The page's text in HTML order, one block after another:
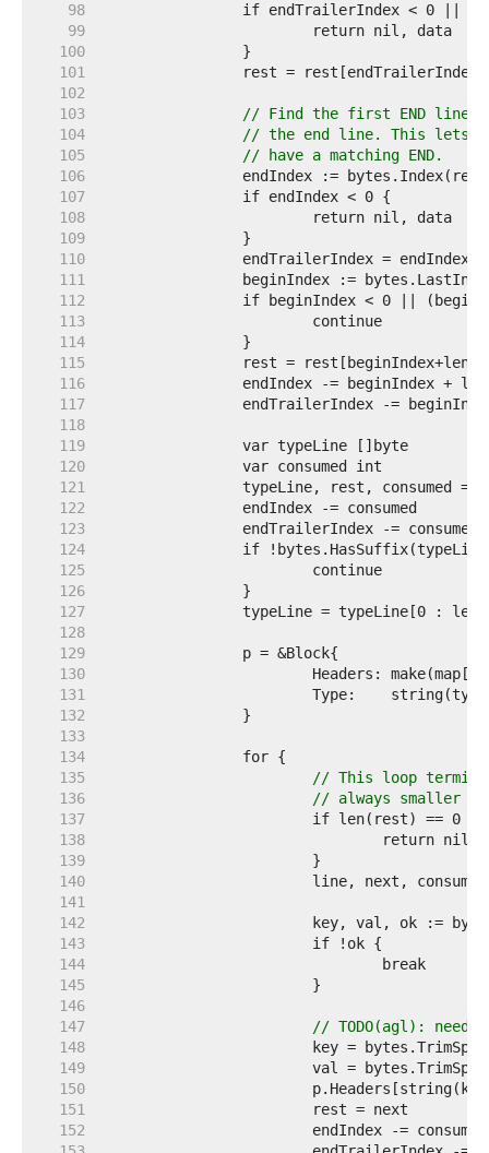
    98
    99
   100
   101
   102
   103
// Find the first END line,
   104
// the end line. This lets
   105
// have a matching END.
   106
   107
   108
   109
   110
   111
   112
   113
   114
   115
   116
   117
   118
   119
   120
   121
   122
   123
   124
   125
   126
   127
   128
   129
   130
   131
   132
   133
   134
   135
// This loop
   136
// always smaller
   137
   138
   139
   140
   141
   142
   143
   144
   145
   146
   147
// TODO(agl): need
   148
   149
   150
   151
   152